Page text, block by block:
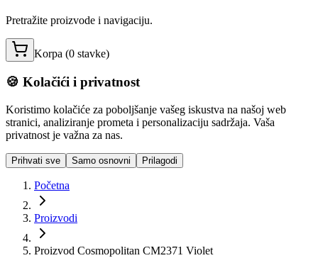
Pretražite proizvode i navigaciju.
Korpa (0 stavke)
🍪 Kolačići i privatnost
Koristimo kolačiće za poboljšanje vašeg iskustva na našoj web
stranici, analiziranje prometa i personalizaciju sadržaja. Vaša
privatnost je važna za nas.
Prihvati sve Samo osnovni Prilagodi
Početna
Proizvodi
Proizvod Cosmopolitan CM2371 Violet